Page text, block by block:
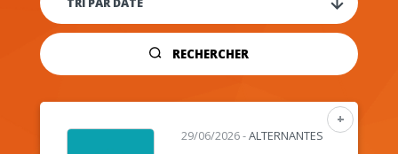
RECHERCHER
+
29/06/2026-ALTERNANTES